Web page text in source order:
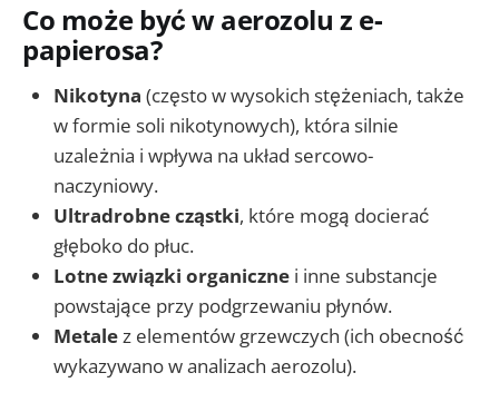
Co może być w aerozolu z e-
papierosa?
Nikotyna (często w wysokich stężeniach, także
w formie soli nikotynowych), która silnie
uzależnia i wpływa na układ sercowo-
naczyniowy.
Ultradrobne cząstki, które mogą docierać
głęboko do płuc.
Lotne związki organiczne i inne substancje
powstające przy podgrzewaniu płynów.
Metalez elementów grzewczych (ich obecność
wykazywano w analizach aerozolu).